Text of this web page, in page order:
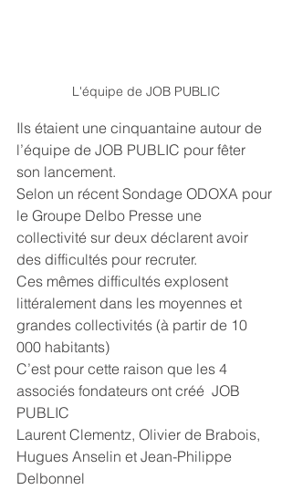
L'équipe de JOB PUBLIC
Ils étaient une cinquantaine autour de
l’équipe de JOB PUBLIC pour fêter
son lancement.
Selon un récent Sondage ODOXA pour
le Groupe Delbo Presse une
collectivité sur deux déclarent avoir
des difficultés pour recruter.
Ces mêmes difficultés explosent
littéralement dans les moyennes et
grandes collectivités (à partir de 10
000 habitants)
C’est pour cette raison que les 4
associés fondateurs ont créé  JOB
PUBLIC
Laurent Clementz, Olivier de Brabois,
Hugues Anselin et Jean-Philippe
Delbonnel